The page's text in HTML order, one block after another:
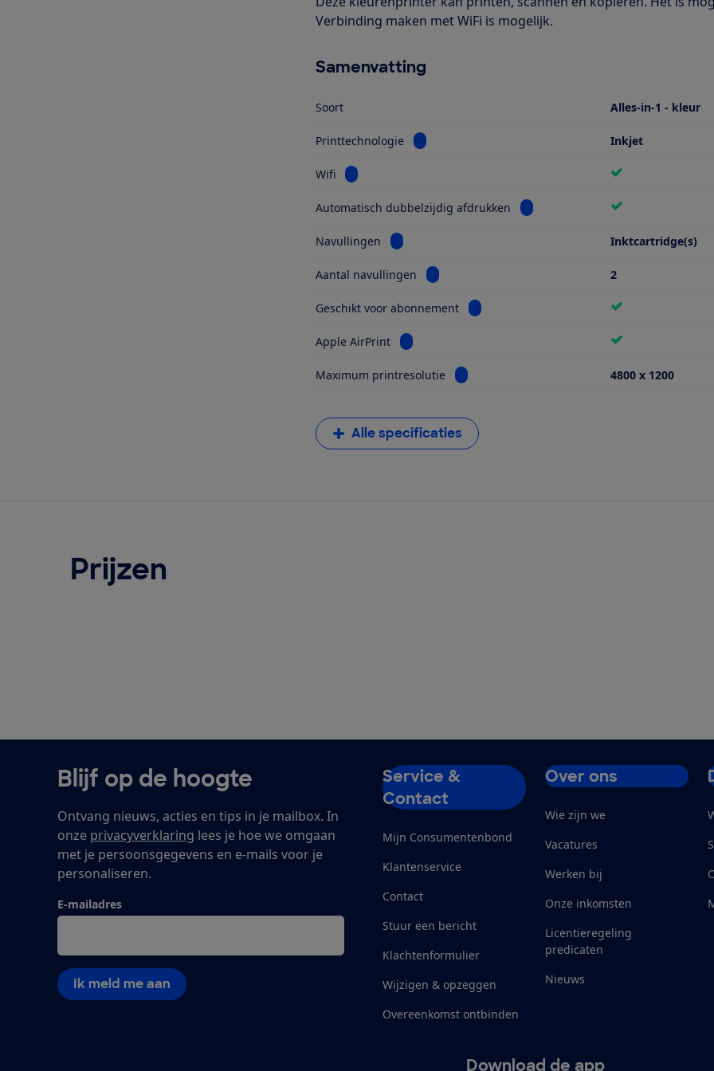
Verbinding maken met WiFi is mogelijk.
Samenvatting
Soort Alles-in-1 - kleur
Printtechnologie Bekijk informatie voor PrinttechnologieInkjet
Wifi Bekijk informatie voor Wifi
Automatisch dubbelzijdig afdrukken Bekijk informatie voor
Navullingen Bekijk informatie voor Navullingen Inktcartridge(s)
Aantal navullingen Bekijk informatie voor Aantal navullingen
2
Geschikt voor abonnement Bekijk informatie voor Geschikt voor
Apple AirPrint Bekijk informatie voor Apple AirPrint
Maximum printresolutie Bekijk informatie voor Maximum printresolutie
4800 x 1200
Alle specificaties
Prijzen
Blijf op de hoogte
Ontvang nieuws, acties en tips in je mailbox. In
onze privacyverklaring lees je hoe we omgaan
met je persoonsgegevens en e-mails voor je
personaliseren.
E-mailadres
Ik meld me aan
Service &
Contact
Mijn Consumentenbond
Klantenservice
Contact
Stuur een bericht
Klachtenformulier
Wijzigen & opzeggen
Overeenkomst ontbinden
Over ons
Wie zijn we
Vacatures
Werken bij
Onze inkomsten
Licentieregeling
predicaten
Nieuws
Download de app